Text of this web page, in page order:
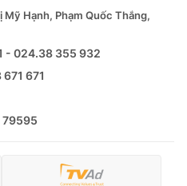
Mỹ Hạnh, Phạm Quốc Thắng,
- 024.38 355 932
671